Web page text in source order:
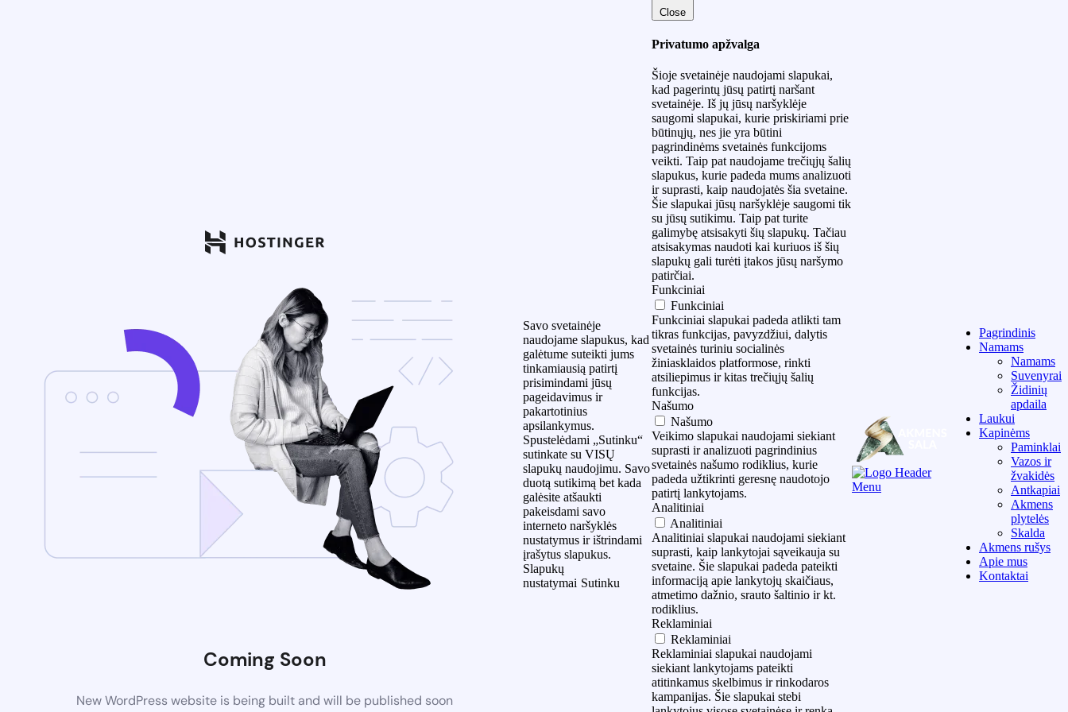
Coming Soon
New WordPress website is being built and will be published soon
Savo svetainėje
naudojame slapukus, kad
galėtume suteikti jums
tinkamiausią patirtį
prisimindami jūsų
pageidavimus ir
pakartotinius
apsilankymus.
Spustelėdami „Sutinku“
sutinkate su VISŲ
slapukų naudojimu. Savo
duotą sutikimą bet kada
galėsite atšaukti
pakeisdami savo
interneto naršyklės
nustatymus ir ištrindami
įrašytus slapukus.
Slapukų
nustatymai Sutinku
Close
Privatumo apžvalga
Šioje svetainėje naudojami slapukai,
kad pagerintų jūsų patirtį naršant
svetainėje. Iš jų jūsų naršyklėje
saugomi slapukai, kurie priskiriami prie
būtinųjų, nes jie yra būtini
pagrindinėms svetainės funkcijoms
veikti. Taip pat naudojame trečiųjų šalių
slapukus, kurie padeda mums analizuoti
ir suprasti, kaip naudojatės šia svetaine.
Šie slapukai jūsų naršyklėje saugomi tik
su jūsų sutikimu. Taip pat turite
galimybę atsisakyti šių slapukų. Tačiau
atsisakymas naudoti kai kuriuos iš šių
slapukų gali turėti įtakos jūsų naršymo
patirčiai.
Funkciniai
Funkciniai
Funkciniai slapukai padeda atlikti tam
tikras funkcijas, pavyzdžiui, dalytis
svetainės turiniu socialinės
žiniasklaidos platformose, rinkti
atsiliepimus ir kitas trečiųjų šalių
funkcijas.
Našumo
Našumo
Veikimo slapukai naudojami siekiant
suprasti ir analizuoti pagrindinius
svetainės našumo rodiklius, kurie
padeda užtikrinti geresnę naudotojo
patirtį lankytojams.
Analitiniai
Analitiniai
Analitiniai slapukai naudojami siekiant
suprasti, kaip lankytojai sąveikauja su
svetaine. Šie slapukai padeda pateikti
informaciją apie lankytojų skaičiaus,
atmetimo dažnio, srauto šaltinio ir kt.
rodiklius.
Reklaminiai
Reklaminiai
Reklaminiai slapukai naudojami
siekiant lankytojams pateikti
atitinkamus skelbimus ir rinkodaros
kampanijas. Šie slapukai stebi
Pagrindinis
Namams
Namams
Suvenyrai
Židinių
apdaila
Laukui
Kapinėms
Paminklai
Vazos ir
žvakidės
Antkapiai
Akmens
plytelės
Skalda
Akmens rušys
Apie mus
Kontaktai